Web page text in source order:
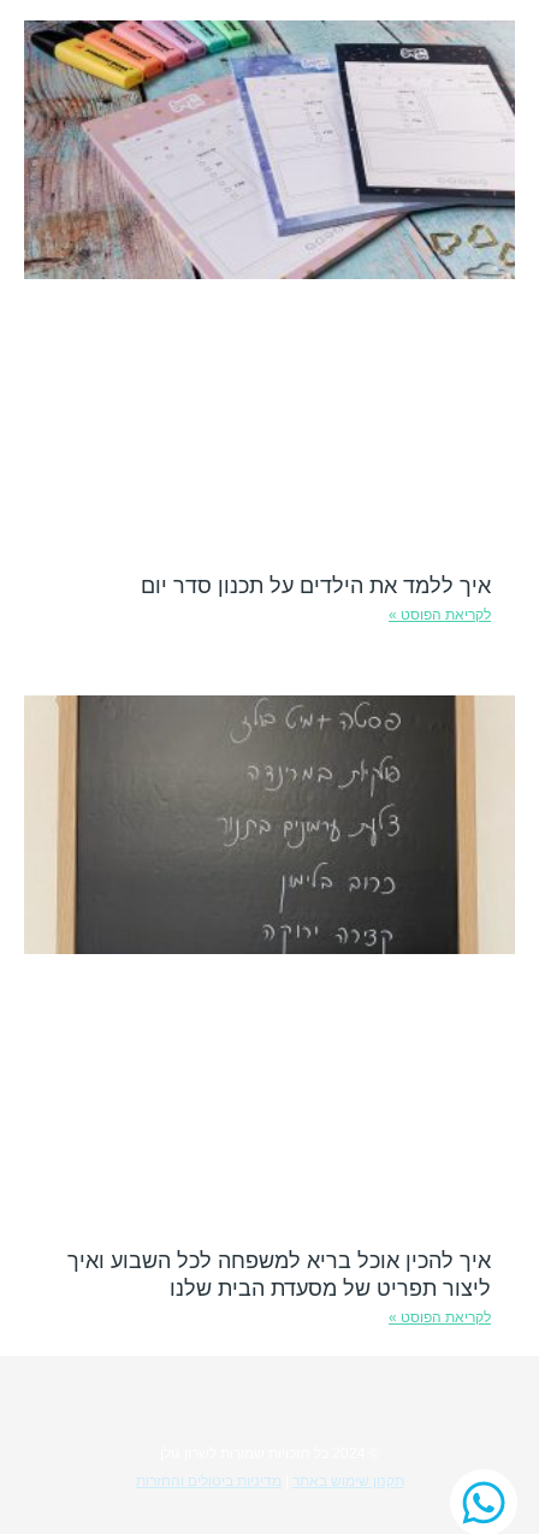
איך ללמד את הילדים על תכנון סדר יום
לקריאת הפוסט »
איך להכין אוכל בריא למשפחה לכל השבוע ואיך
ליצור תפריט של מסעדת הבית שלנו
לקריאת הפוסט »
תקנון שימוש באתר
מדיניות ביטולים והחזרות